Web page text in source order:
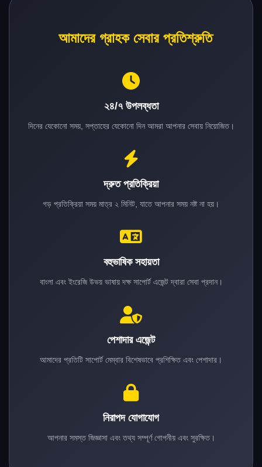
আমাদের গ্রাহক সেবার প্রতিশ্রুতি
২৪/৭ উপলব্ধতা
দিনের যেকোনো সময়, সপ্তাহের যেকোনো দিন আমরা আপনার সেবায় নিয়োজিত।
দ্রুত প্রতিক্রিয়া
গড় প্রতিক্রিয়া সময় মাত্র ২ মিনিট, যাতে আপনার সময় নষ্ট না হয়।
বহুভাষিক সহায়তা
বাংলা এবং ইংরেজি উভয় ভাষায় দক্ষ সাপোর্ট এজেন্ট দ্বারা সেবা প্রদান।
পেশাদার এজেন্ট
আমাদের প্রতিটি সাপোর্ট মেম্বার বিশেষভাবে প্রশিক্ষিত এবং পেশাদার।
নিরাপদ যোগাযোগ
আপনার সমস্ত জিজ্ঞাসা এবং তথ্য সম্পূর্ণ গোপনীয় এবং সুরক্ষিত।